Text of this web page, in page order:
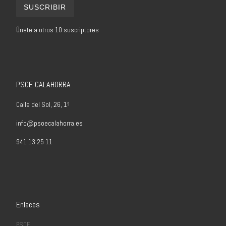
SUSCRIBIR
Únete a otros 10 suscriptores
PSOE CALAHORRA
Calle del Sol, 26, 1º
info@psoecalahorra.es
941 13 25 11
Enlaces